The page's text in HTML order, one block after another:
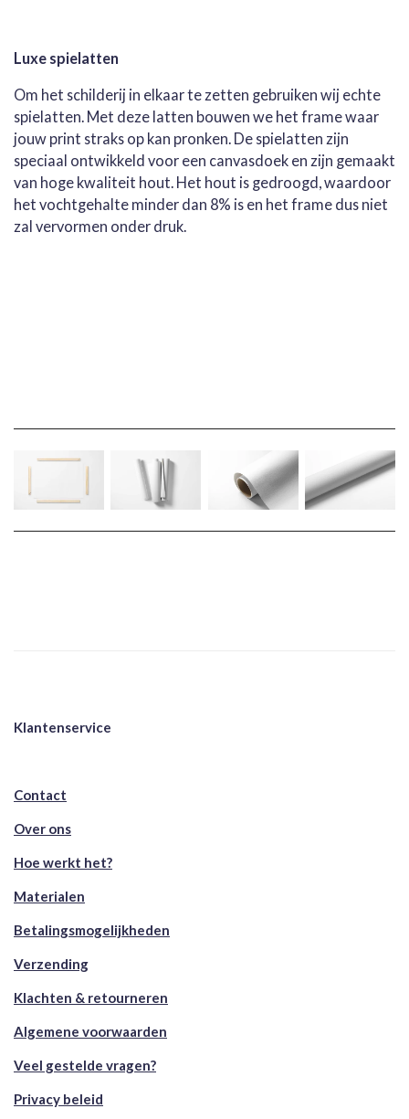
Luxe spielatten
Om het schilderij in elkaar te zetten gebruiken wij echte
spielatten. Met deze latten bouwen we het frame waar
jouw print straks op kan pronken. De spielatten zijn
speciaal ontwikkeld voor een canvasdoek en zijn gemaakt
van hoge kwaliteit hout. Het hout is gedroogd, waardoor
het vochtgehalte minder dan 8% is en het frame dus niet
zal vervormen onder druk.
Klantenservice
Contact
Over ons
Hoe werkt het?
Materialen
Betalingsmogelijkheden
Verzending
Klachten & retourneren
Algemene voorwaarden
Veel gestelde vragen?
Privacy beleid